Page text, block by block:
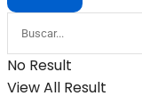
No Result
View All Result